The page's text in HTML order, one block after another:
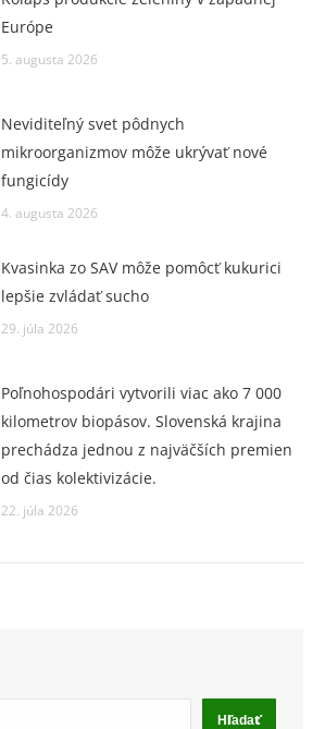
Európe
5. augusta 2026
Neviditeľný svet pôdnych
mikroorganizmov môže ukrývať nové
fungicídy
4. augusta 2026
Kvasinka zo SAV môže pomôcť kukurici
lepšie zvládať sucho
29. júla 2026
Poľnohospodári vytvorili viac ako 7 000
kilometrov biopásov. Slovenská krajina
prechádza jednou z najväčších premien
od čias kolektivizácie.
22. júla 2026
Hľadať